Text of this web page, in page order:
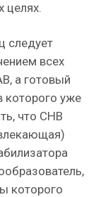
целях.
следует
всех
а готовый
которого уже
что СНВ
которого